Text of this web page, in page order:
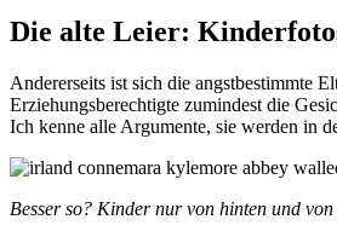
Die alte Leier:
Andererseits ist sich die angstbestimmte
Erziehungsberechtigte zumindest die
Ich kenne alle Argumente, sie werden in
Besser so? Kinder nur von hinten und